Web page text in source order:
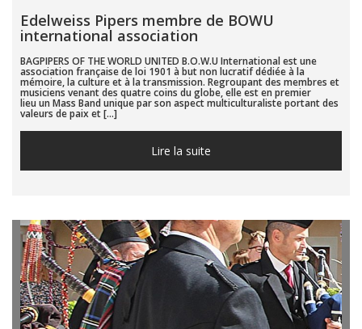
Edelweiss Pipers membre de BOWU
international association
BAGPIPERS OF THE WORLD UNITED B.O.W.U International est une
association française de loi 1901 à but non lucratif dédiée à la
mémoire, la culture et à la transmission. Regroupant des membres et
musiciens venant des quatre coins du globe, elle est en premier
lieu un Mass Band unique par son aspect multiculturaliste portant des
valeurs de paix et […]
Lire la suite